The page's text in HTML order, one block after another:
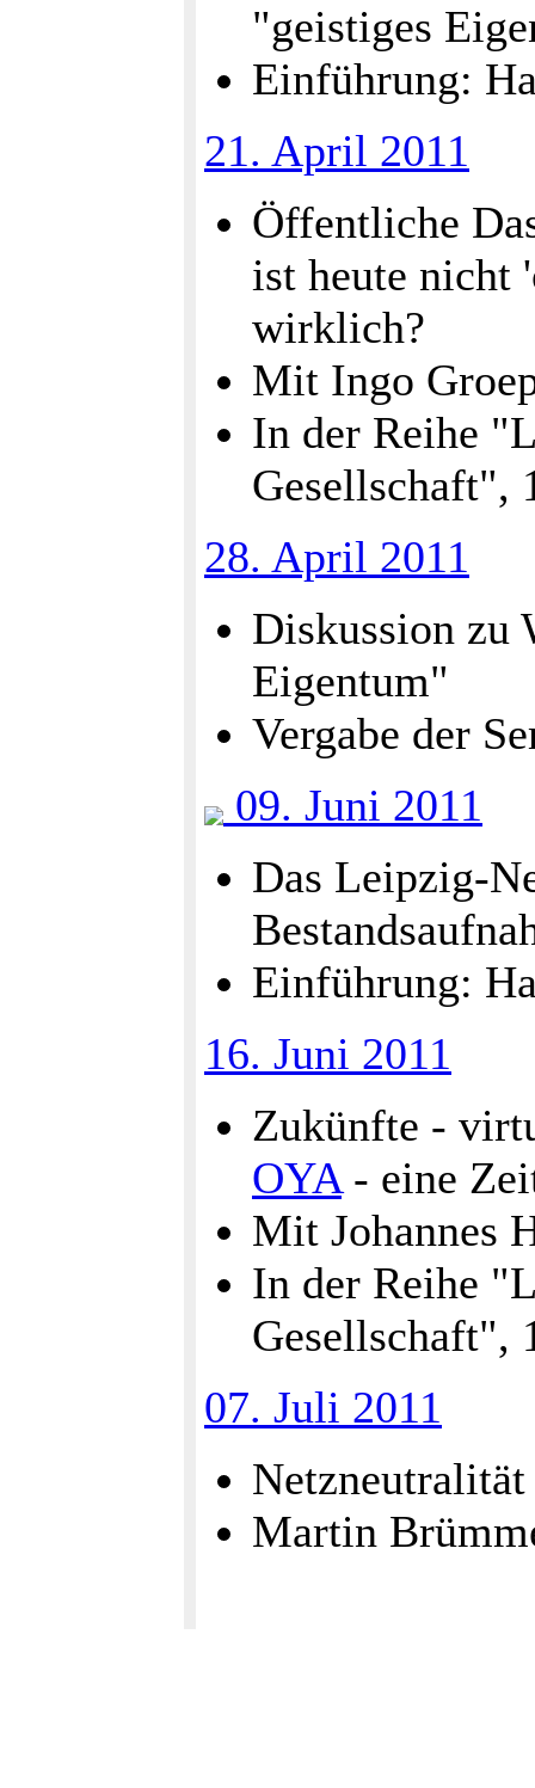
"geistiges
Einführung:
21. April 2011
Öffentliche
ist heute nicht
wirklich?
Mit Ingo
In der Reihe
Gesellschaft",
28. April 2011
Diskussion zu
Eigentum"
Vergabe der
09. Juni 2011
Das Leipzig-
Einführung:
16. Juni 2011
Zukünfte -
OYA- eine
Mit Johannes
In der Reihe
Gesellschaft",
07. Juli 2011
Martin